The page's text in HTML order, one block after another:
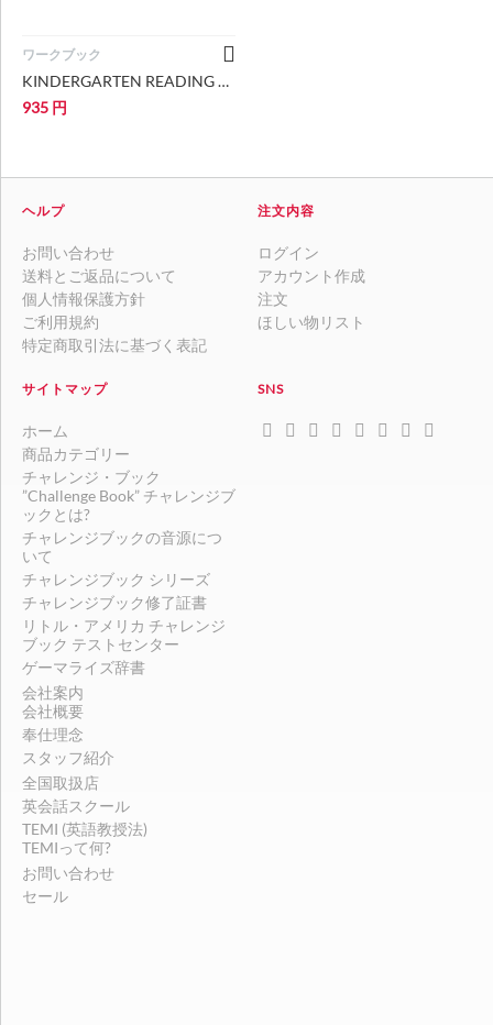
ワークブック
KINDERGARTEN READING GK (I CAN DO IT!) 【幼児・小学生にオススメ 英語教材・ワークブック】
935 円
ヘルプ
お問い合わせ
送料とご返品について
個人情報保護方針
ご利用規約
特定商取引法に基づく表記
注文内容
ログイン
アカウント作成
注文
ほしい物リスト
サイトマップ
ホーム
商品カテゴリー
チャレンジ・ブック
”Challenge Book” チャレンジブ
ックとは?
チャレンジブックの音源につ
いて
チャレンジブック シリーズ
チャレンジブック修了証書
リトル・アメリカ チャレンジ
ブック テストセンター
ゲーマライズ辞書
会社案内
会社概要
奉仕理念
スタッフ紹介
全国取扱店
英会話スクール
TEMI (英語教授法)
TEMIって何?
お問い合わせ
セール
SNS